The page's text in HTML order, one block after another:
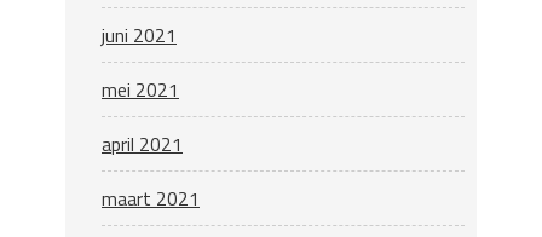
juni 2021
mei 2021
april 2021
maart 2021